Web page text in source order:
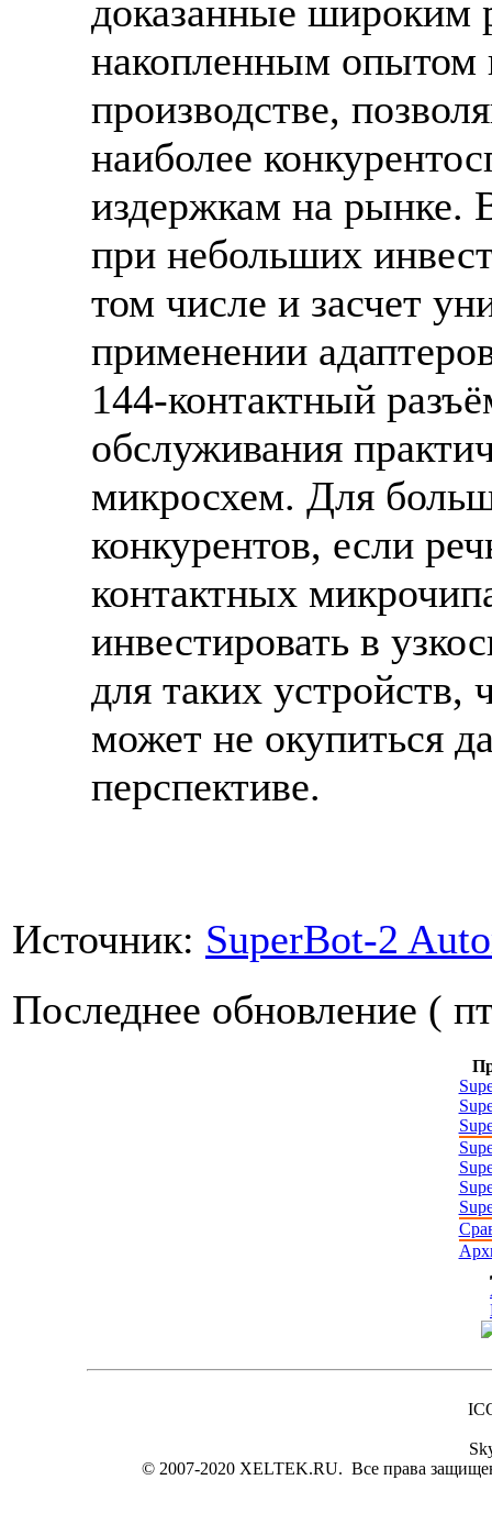
доказанные широким
накопленным опытом
производстве,
наиболее
издержкам на рынке.
при небольших
том числе и засчет
применении
144-контактный
обслуживания
микросхем. Для
конкурентов, если
контактных
инвестировать в
для таких
может не окупиться
перспективе.
Источник: SuperBot-2
Последнее обновление (
© 2007-2020 XELTEK.RU. Все права